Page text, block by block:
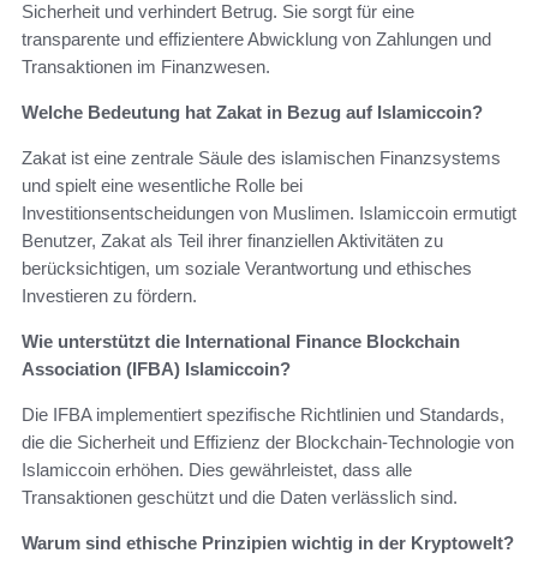
Sicherheit und verhindert Betrug. Sie sorgt für eine
transparente und effizientere Abwicklung von Zahlungen und
Transaktionen im Finanzwesen.
Welche Bedeutung hat Zakat in Bezug auf Islamiccoin?
Zakat ist eine zentrale Säule des islamischen Finanzsystems
und spielt eine wesentliche Rolle bei
Investitionsentscheidungen von Muslimen. Islamiccoin ermutigt
Benutzer, Zakat als Teil ihrer finanziellen Aktivitäten zu
berücksichtigen, um soziale Verantwortung und ethisches
Investieren zu fördern.
Wie unterstützt die International Finance Blockchain
Association (IFBA) Islamiccoin?
Die IFBA implementiert spezifische Richtlinien und Standards,
die die Sicherheit und Effizienz der Blockchain-Technologie von
Islamiccoin erhöhen. Dies gewährleistet, dass alle
Transaktionen geschützt und die Daten verlässlich sind.
Warum sind ethische Prinzipien wichtig in der Kryptowelt?